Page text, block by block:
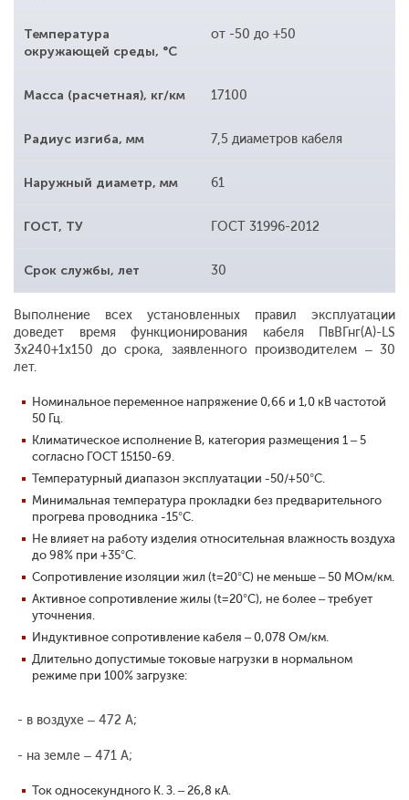
Температура
окружающей среды, °С
от -50 до +50
Масса (расчетная), кг/км 17100
Радиус изгиба, мм 7,5 диаметров кабеля
Наружный диаметр, мм 61
ГОСТ, ТУ ГОСТ 31996-2012
Срок службы, лет 30
Выполнение всех установленных правил эксплуатации
доведет время функционирования кабеля ПвВГнг(A)-LS
3x240+1x150 до срока, заявленного производителем – 30
лет.
Номинальное переменное напряжение 0,66 и 1,0 кВ частотой
50 Гц.
Климатическое исполнение В, категория размещения 1 – 5
согласно ГОСТ 15150-69.
Температурный диапазон эксплуатации -50/+50°С.
Минимальная температура прокладки без предварительного
прогрева проводника -15°С.
Не влияет на работу изделия относительная влажность воздуха
до 98% при +35°С.
Сопротивление изоляции жил (t=20°С) не меньше – 50 МОм/км.
Активное сопротивление жилы (t=20°С), не более – требует
уточнения.
Индуктивное сопротивление кабеля – 0,078 Ом/км.
Длительно допустимые токовые нагрузки в нормальном
режиме при 100% загрузке:
- в воздухе – 472 А;
- на земле – 471 А;
Ток односекундного К. З. – 26,8 кА.